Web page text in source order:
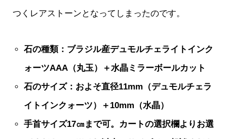
つくレアストーンとなってしまったのです。
石の種類：ブラジル産デュモルチェライトインク
ォーツAAA（丸玉）＋水晶ミラーボールカット
石のサイズ：およそ直径11mm（デュモルチェラ
イトインクォーツ）
＋10mm（水晶）
手首サイズ17㎝まで可。カートの選択欄よりお選